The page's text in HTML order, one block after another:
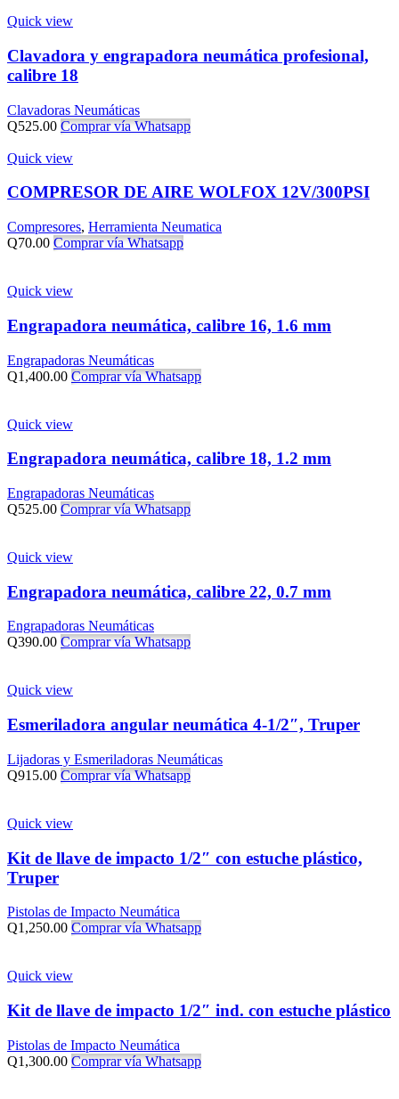
Quick view
Clavadora y engrapadora neumática profesional,
calibre 18
Clavadoras Neumáticas
Q525.00 Comprar vía Whatsapp
Quick view
COMPRESOR DE AIRE WOLFOX 12V/300PSI
Compresores, Herramienta Neumatica
Q70.00 Comprar vía Whatsapp
Quick view
Engrapadora neumática, calibre 16, 1.6 mm
Engrapadoras Neumáticas
Q1,400.00 Comprar vía Whatsapp
Quick view
Engrapadora neumática, calibre 18, 1.2 mm
Engrapadoras Neumáticas
Q525.00 Comprar vía Whatsapp
Quick view
Engrapadora neumática, calibre 22, 0.7 mm
Engrapadoras Neumáticas
Q390.00 Comprar vía Whatsapp
Quick view
Esmeriladora angular neumática 4-1/2″, Truper
Lijadoras y Esmeriladoras Neumáticas
Q915.00 Comprar vía Whatsapp
Quick view
Kit de llave de impacto 1/2″ con estuche plástico,
Truper
Pistolas de Impacto Neumática
Q1,250.00 Comprar vía Whatsapp
Quick view
Kit de llave de impacto 1/2″ ind. con estuche plástico
Pistolas de Impacto Neumática
Q1,300.00 Comprar vía Whatsapp